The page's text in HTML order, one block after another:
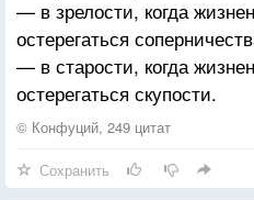
— в зрелости, когда
остерегаться
— в старости, когда
остерегаться скупости.
© Конфуций, 249 цитат
Сохранить